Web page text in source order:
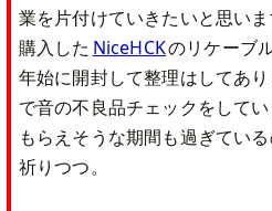
業を片付けていきたいと思い
購入した NiceHCKのリケーブ
年始に開封して整理はしてあ
で音の不良品チェックをして
もらえそうな期間も過ぎてい
祈りつつ。